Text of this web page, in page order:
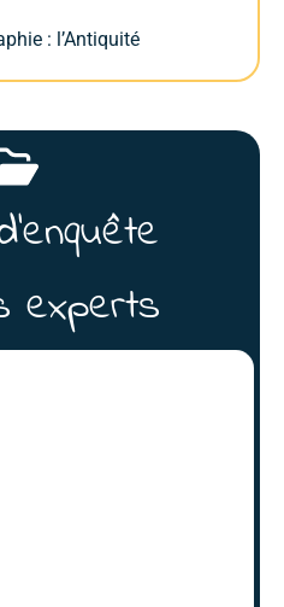
: l’Antiquité
experts